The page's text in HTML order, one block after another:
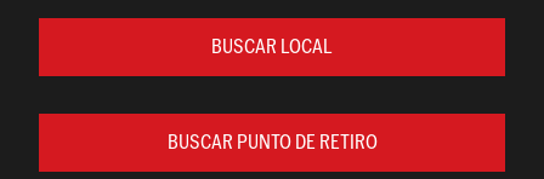
BUSCAR LOCAL
BUSCAR PUNTO DE RETIRO